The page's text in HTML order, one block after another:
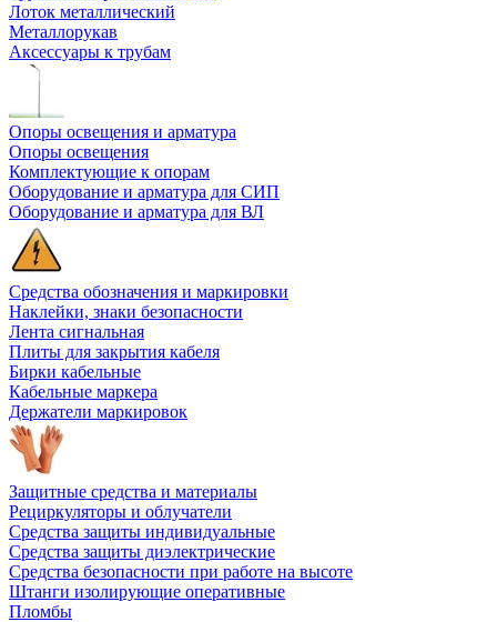
Лоток металлический
Металлорукав
Аксессуары к трубам
Опоры освещения и арматура
Опоры освещения
Комплектующие к опорам
Оборудование и арматура для СИП
Оборудование и арматура для ВЛ
Средства обозначения и маркировки
Наклейки, знаки безопасности
Лента сигнальная
Плиты для закрытия кабеля
Бирки кабельные
Кабельные маркера
Держатели маркировок
Защитные средства и материалы
Рециркуляторы и облучатели
Средства защиты индивидуальные
Средства защиты диэлектрические
Средства безопасности при работе на высоте
Штанги изолирующие оперативные
Пломбы